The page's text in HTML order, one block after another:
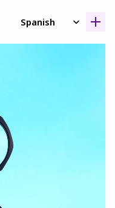
Spanish